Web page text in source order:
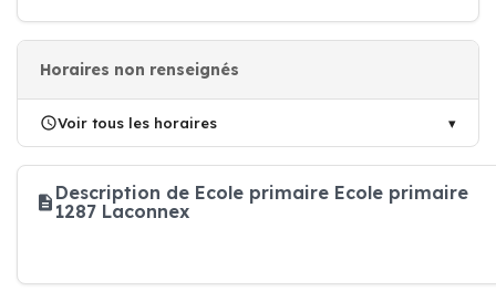
Horaires non renseignés
Voir tous les horaires
Description de Ecole primaire Ecole primaire
1287 Laconnex